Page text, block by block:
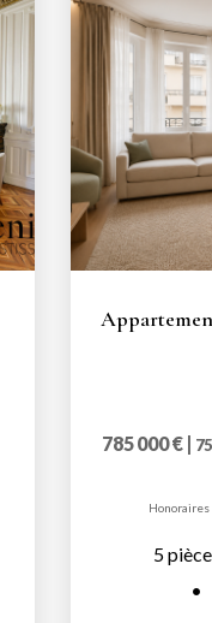
785 000 € |
Honoraires
5